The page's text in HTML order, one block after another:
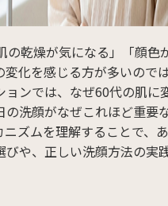
の乾燥が気になる」「顔色
変化を感じる方が多いので
ョンでは、なぜ60代の肌に
の洗顔がなぜこれほど重要
ニズムを理解することで、
びや、正しい洗顔方法の実